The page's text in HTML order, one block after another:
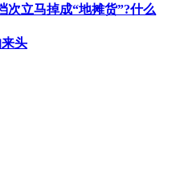
次立马掉成“地摊货”?什么
头